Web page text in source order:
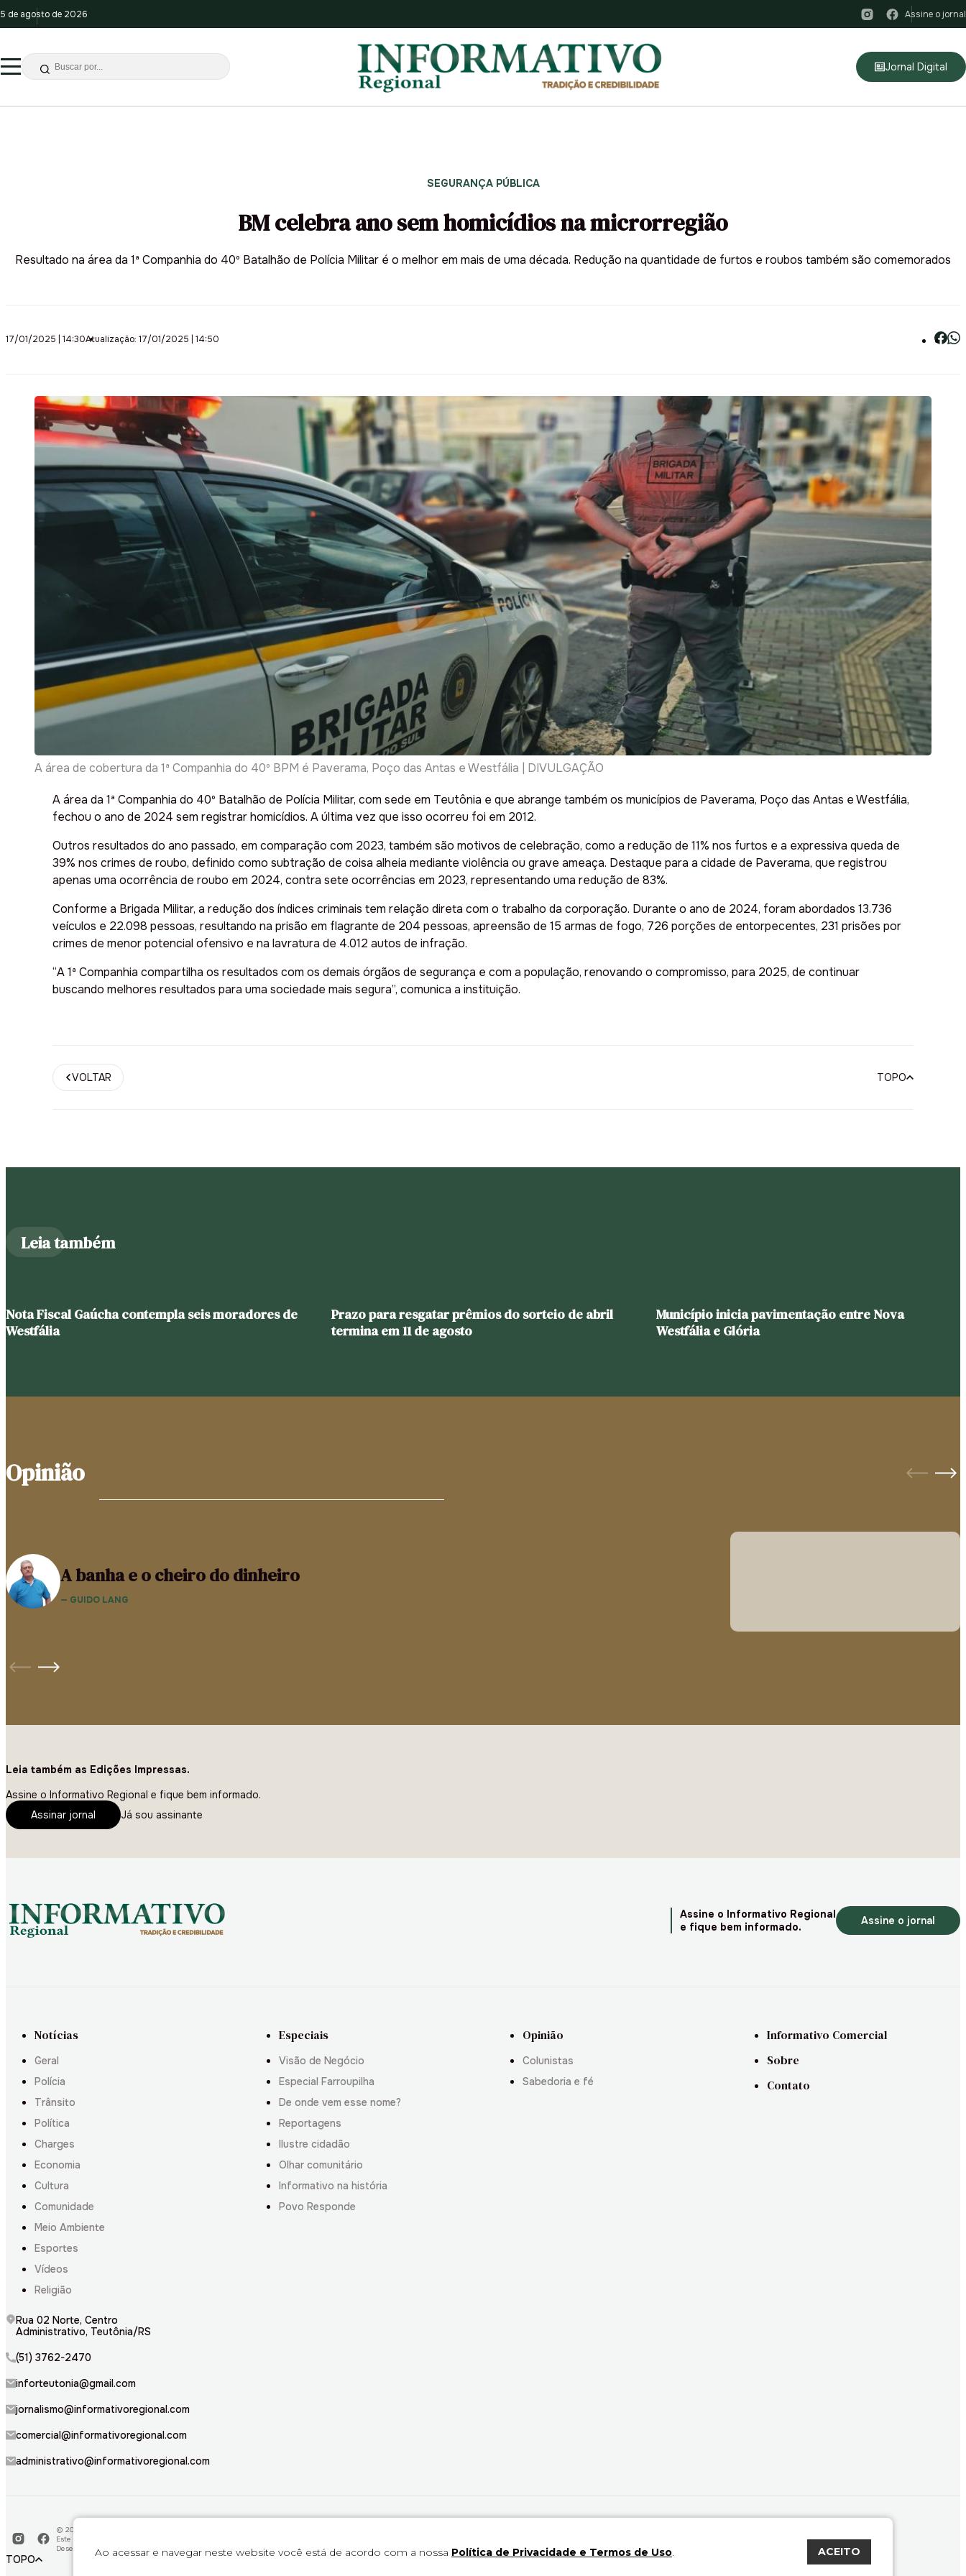
Ao acessar e navegar neste website você está de acordo com a nossa Política de Privacidade e Termos de Uso ACEITO
5 de agosto de 2026 Assine o jornal
Jornal Digital
SEGURANÇA PÚBLICA
BM celebra ano sem homicídios na microrregião
Resultado na área da 1ª Companhia do 40º Batalhão de Polícia Militar é o melhor em mais de uma década. Redução na quantidade de furtos e roubos também são comemorados
17/01/2025 | 14:30Atualização: 17/01/2025 | 14:50
A área de cobertura da 1ª Companhia do 40º BPM é Paverama, Poço das Antas e Westfália | DIVULGAÇÃO
A área da 1ª Companhia do 40º Batalhão de Polícia Militar, com sede em Teutônia e que abrange também os municípios de Paverama, Poço das Antas e Westfália,
fechou o ano de 2024 sem registrar homicídios. A última vez que isso ocorreu foi em 2012.
Outros resultados do ano passado, em comparação com 2023, também são motivos de celebração, como a redução de 11% nos furtos e a expressiva queda de
39% nos crimes de roubo, definido como subtração de coisa alheia mediante violência ou grave ameaça. Destaque para a cidade de Paverama, que registrou
apenas uma ocorrência de roubo em 2024, contra sete ocorrências em 2023, representando uma redução de 83%.
Conforme a Brigada Militar, a redução dos índices criminais tem relação direta com o trabalho da corporação. Durante o ano de 2024, foram abordados 13.736
veículos e 22.098 pessoas, resultando na prisão em flagrante de 204 pessoas, apreensão de 15 armas de fogo, 726 porções de entorpecentes, 231 prisões por
crimes de menor potencial ofensivo e na lavratura de 4.012 autos de infração.
“A 1ª Companhia compartilha os resultados com os demais órgãos de segurança e com a população, renovando o compromisso, para 2025, de continuar
buscando melhores resultados para uma sociedade mais segura”, comunica a instituição.
VOLTAR TOPO
Leia também
Nota Fiscal Gaúcha contempla seis moradores de
Westfália
Prazo para resgatar prêmios do sorteio de abril
termina em 11 de agosto
Município inicia pavimentação entre Nova
Westfália e Glória
Opinião
A banha e o cheiro do dinheiro
— GUIDO LANG
Leia também as Edições Impressas.
Assine o Informativo Regional e fique bem informado.
Assinar jornal
Já sou assinante
Assine o Informativo Regional
e fique bem informado.
Assine o jornal
Notícias
Geral
Polícia
Trânsito
Política
Charges
Economia
Cultura
Comunidade
Meio Ambiente
Esportes
Vídeos
Religião
Especiais
Visão de Negócio
Especial Farroupilha
De onde vem esse nome?
Reportagens
Ilustre cidadão
Olhar comunitário
Informativo na história
Povo Responde
Opinião
Colunistas
Sabedoria e fé
Informativo Comercial
Sobre
Contato
Rua 02 Norte, Centro
Administrativo, Teutônia/RS
(51) 3762-2470
inforteutonia@gmail.com
jornalismo@informativoregional.com
comercial@informativoregional.com
administrativo@informativoregional.com
© 2026. Todos direitos reservados a Informativo Regional.
Este material não pode ser publicado, transmitido por broadcast, reescrito ou redistribuído sem autorização.
Desenvolvido por
TOPO